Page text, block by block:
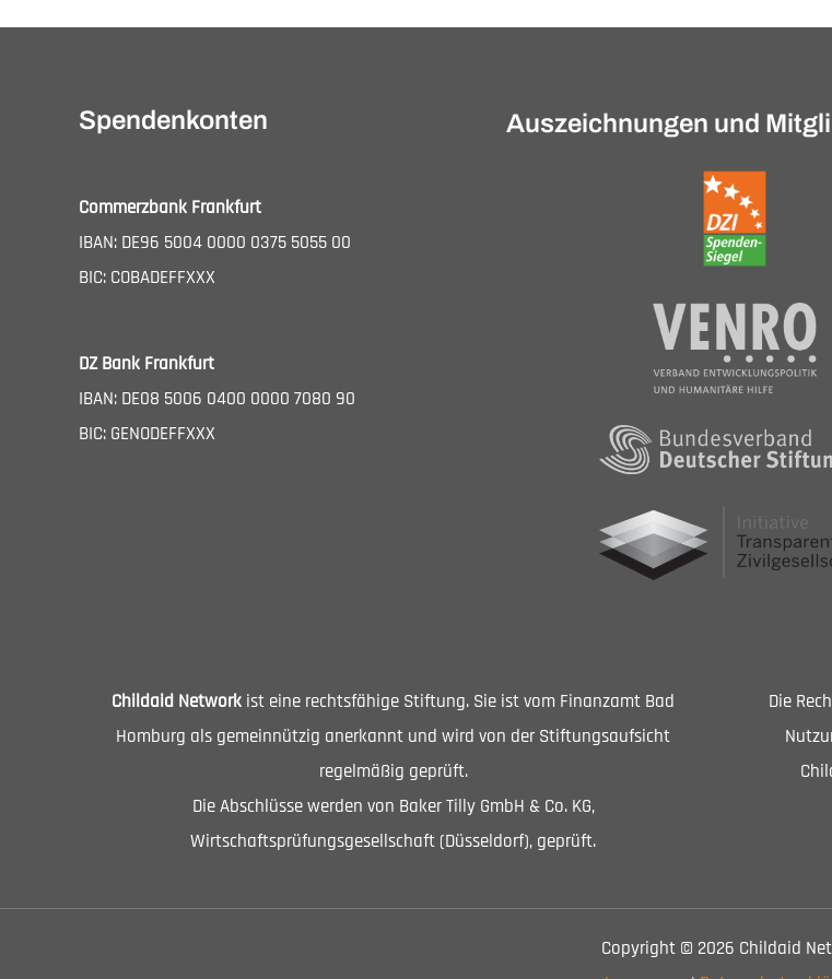
Navigation
Spendenkonten
Commerzbank Frankfurt
IBAN: DE96 5004 0000 0375 5055 00
BIC: COBADEFFXXX
DZ Bank Frankfurt
IBAN: DE08 5006 0400 0000 7080 90
BIC: GENODEFFXXX
Auszeichnungen und
Childaid Network ist eine rechtsfähige Stiftung. Sie ist vom Finanzamt Bad
Homburg als gemeinnützig anerkannt und wird von der Stiftungsaufsicht
regelmäßig geprüft.
Die Abschlüsse werden von Baker Tilly GmbH & Co. KG,
Wirtschaftsprüfungsgesellschaft (Düsseldorf), geprüft.
Die
Copyright © 2026 Childaid